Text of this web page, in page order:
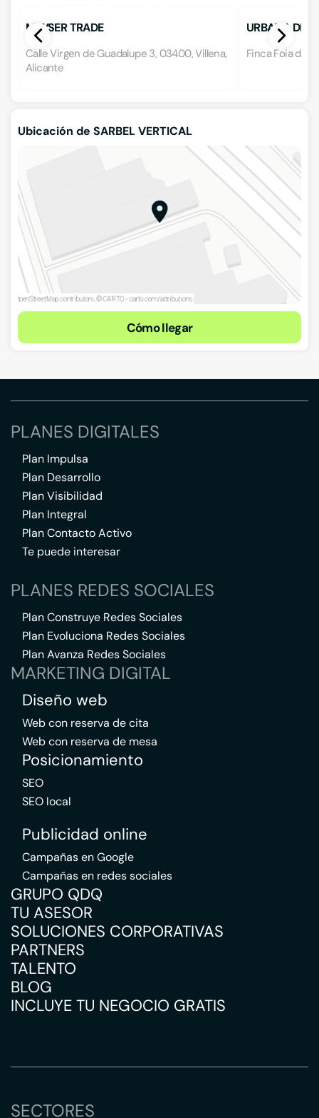
MAYSER TRADE
Calle Virgen de Guadalupe 3, 03400, Villena,
Alicante
URBANA DE
Finca Foia del
Ubicación de SARBEL VERTICAL
Cómo llegar
PLANES DIGITALES
Plan Impulsa
Plan Desarrollo
Plan Visibilidad
Plan Integral
Plan Contacto Activo
Te puede interesar
PLANES REDES SOCIALES
Plan Construye Redes Sociales
Plan Evoluciona Redes Sociales
Plan Avanza Redes Sociales
MARKETING DIGITAL
Diseño web
Web con reserva de cita
Web con reserva de mesa
Posicionamiento
SEO
SEO local
Publicidad online
Campañas en Google
Campañas en redes sociales
GRUPO QDQ
TU ASESOR
SOLUCIONES CORPORATIVAS
PARTNERS
TALENTO
BLOG
INCLUYE TU NEGOCIO GRATIS
SECTORES